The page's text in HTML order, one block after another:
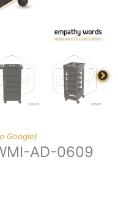
Google)
AD-0609